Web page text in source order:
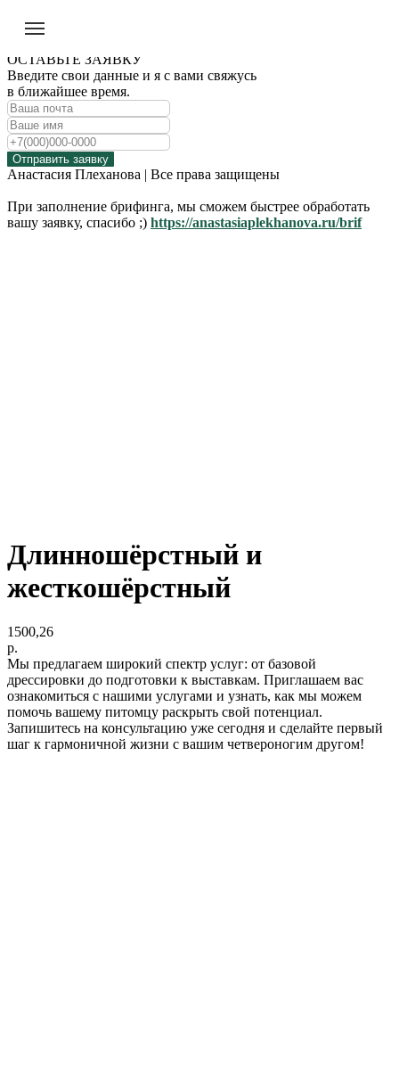
ОСТАВЬТЕ ЗАЯВКУ
Введите свои данные и я с вами свяжусь
в ближайшее время.
Отправить заявку
Анастасия Плеханова | Все права защищены
При заполнение брифинга, мы сможем быстрее обработать
вашу заявку, спасибо ;) https://anastasiaplekhanova.ru/brif
Длинношёрстный и
жесткошёрстный
1500,26
р.
Мы предлагаем широкий спектр услуг: от базовой
дрессировки до подготовки к выставкам. Приглашаем вас
ознакомиться с нашими услугами и узнать, как мы можем
помочь вашему питомцу раскрыть свой потенциал.
Запишитесь на консультацию уже сегодня и сделайте первый
шаг к гармоничной жизни с вашим четвероногим другом!